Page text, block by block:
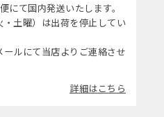
にて国内発送いたします。
土曜）は出荷を停止してい
ルにて当店よりご連絡させ
詳細はこちら